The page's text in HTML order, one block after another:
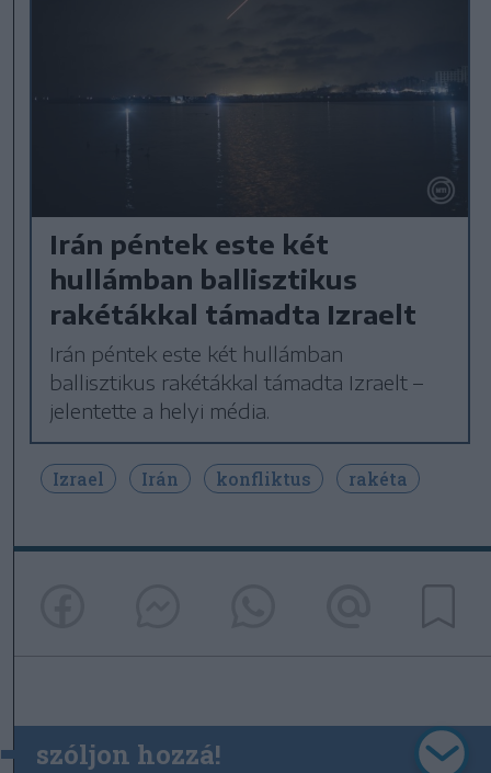
Irán péntek este két
hullámban ballisztikus
rakétákkal támadta Izraelt
Irán péntek este két hullámban
ballisztikus rakétákkal támadta Izraelt –
jelentette a helyi média.
Izrael Irán konfliktus rakéta
szóljon hozzá!